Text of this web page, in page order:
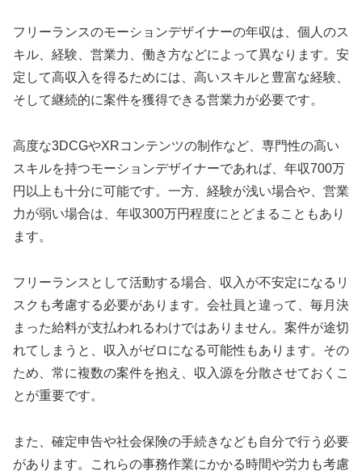
フリーランスのモーションデザイナーの年収は、個人のス
キル、経験、営業力、働き方などによって異なります。安
定して高収入を得るためには、高いスキルと豊富な経験、
そして継続的に案件を獲得できる営業力が必要です。
高度な3DCGやXRコンテンツの制作など、専門性の高い
スキルを持つモーションデザイナーであれば、年収700万
円以上も十分に可能です。一方、経験が浅い場合や、営業
力が弱い場合は、年収300万円程度にとどまることもあり
ます。
フリーランスとして活動する場合、収入が不安定になるリ
スクも考慮する必要があります。会社員と違って、毎月決
まった給料が支払われるわけではありません。案件が途切
れてしまうと、収入がゼロになる可能性もあります。その
ため、常に複数の案件を抱え、収入源を分散させておくこ
とが重要です。
また、確定申告や社会保険の手続きなども自分で行う必要
があります。これらの事務作業にかかる時間や労力も考慮